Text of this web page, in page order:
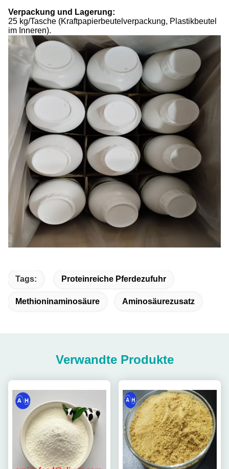
Verpackung und Lagerung:
25 kg/Tasche (Kraftpapierbeutelverpackung, Plastikbeutel
im Inneren).
Tags: Proteinreiche Pferdezufuhr
Methioninaminosäure Aminosäurezusatz
Verwandte Produkte